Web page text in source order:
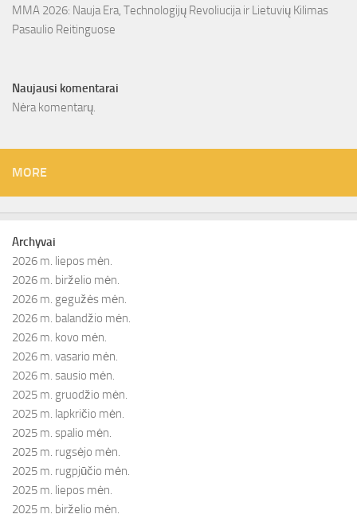
MMA 2026: Nauja Era, Technologijų Revoliucija ir Lietuvių Kilimas
Pasaulio Reitinguose
Naujausi komentarai
Nėra komentarų.
MORE
Archyvai
2026 m. liepos mėn.
2026 m. birželio mėn.
2026 m. gegužės mėn.
2026 m. balandžio mėn.
2026 m. kovo mėn.
2026 m. vasario mėn.
2026 m. sausio mėn.
2025 m. gruodžio mėn.
2025 m. lapkričio mėn.
2025 m. spalio mėn.
2025 m. rugsėjo mėn.
2025 m. rugpjūčio mėn.
2025 m. liepos mėn.
2025 m. birželio mėn.